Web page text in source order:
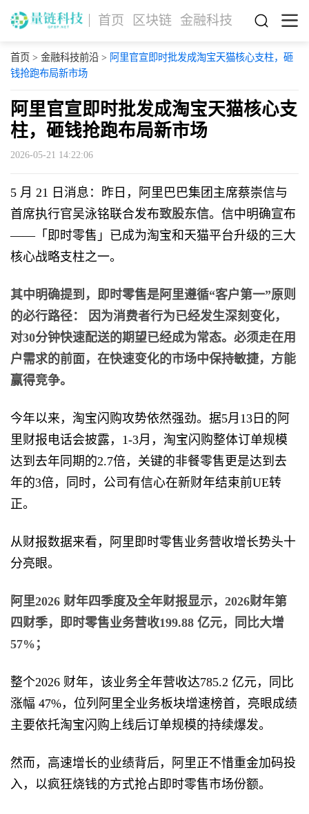
首页 区块链 金融科技
首页 > 金融科技前沿> 阿里官宣即时批发成淘宝天猫核心支柱，砸
钱抢跑布局新市场
阿里官宣即时批发成淘宝天猫核心支
柱，砸钱抢跑布局新市场
2026-05-21 14:22:06
5 月 21 日消息：昨日，阿里巴巴集团主席蔡崇信与
首席执行官吴泳铭联合发布致股东信。信中明确宣布
——「即时零售」已成为淘宝和天猫平台升级的三大
核心战略支柱之一。
其中明确提到，即时零售是阿里遵循“客户第一”原则
的必行路径： 因为消费者行为已经发生深刻变化，
对30分钟快速配送的期望已经成为常态。必须走在用
户需求的前面，在快速变化的市场中保持敏捷，方能
赢得竞争。
今年以来，淘宝闪购攻势依然强劲。据5月13日的阿
里财报电话会披露，1-3月，淘宝闪购整体订单规模
达到去年同期的2.7倍，关键的非餐零售更是达到去
年的3倍，同时，公司有信心在新财年结束前UE转
正。
从财报数据来看，阿里即时零售业务营收增长势头十
分亮眼。
阿里2026 财年四季度及全年财报显示，2026财年第
四财季，即时零售业务营收199.88 亿元，同比大增
57%；
整个2026 财年，该业务全年营收达785.2 亿元，同比
涨幅 47%，位列阿里全业务板块增速榜首，亮眼成绩
主要依托淘宝闪购上线后订单规模的持续爆发。
然而，高速增长的业绩背后，阿里正不惜重金加码投
入，以疯狂烧钱的方式抢占即时零售市场份额。